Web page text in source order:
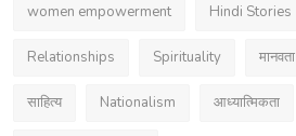
women empowerment Hindi Stories
Relationships Spirituality मानवता
साहित्य Nationalism आध्यात्मिकता